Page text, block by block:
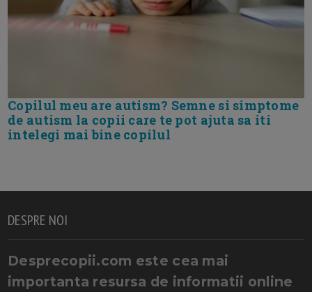
Copilul meu are autism? Semne si simptome
de autism la copii care te pot ajuta sa iti
intelegi mai bine copilul
DESPRE NOI
Desprecopii.com este cea mai
importanta resursa de informatii online